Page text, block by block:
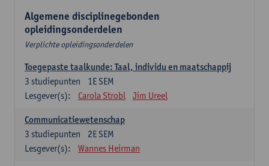
Algemene disciplinegebonden
opleidingsonderdelen
Verplichte opleidingsonderdelen
Toegepaste taalkunde: Taal, individu en maatschappij
1E SEM
3 studiepunten
Lesgever(s):
Carola Strobl Jim Ureel
Communicatiewetenschap
2E SEM
3 studiepunten
Lesgever(s):
Wannes Heirman